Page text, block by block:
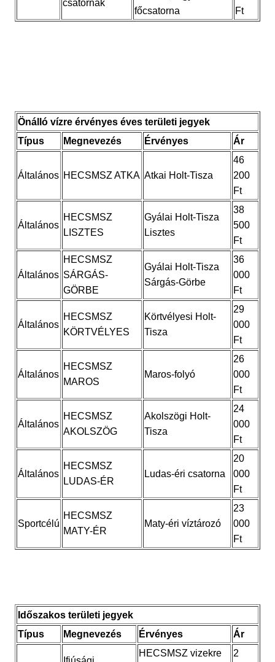
csatornák
főcsatorna
Ft
Önálló vízre érvényes éves területi jegyek
Típus
Megnevezés Érvényes Ár
Általános HECSMSZ ATKA Atkai Holt-Tisza
46
200
Ft
Általános
HECSMSZ
LISZTES
Gyálai Holt-Tisza
Lisztes
38
500
Ft
Általános
HECSMSZ
SÁRGÁS-
GÖRBE
Gyálai Holt-Tisza
Sárgás-Görbe
36
000
Ft
Általános
HECSMSZ
KÖRTVÉLYES
Körtvélyesi Holt-
Tisza
29
000
Ft
Általános
HECSMSZ
MAROS
Maros-folyó
26
000
Ft
Általános
HECSMSZ
AKOLSZÖG
Akolszögi Holt-
Tisza
24
000
Ft
Általános
HECSMSZ
LUDAS-ÉR
Ludas-éri csatorna
20
000
Ft
Sportcélú
HECSMSZ
MATY-ÉR
Maty-éri víztározó
23
000
Ft
Időszakos területi jegyek
Típus
Megnevezés Érvényes Ár
HECSMSZ vizekre 2